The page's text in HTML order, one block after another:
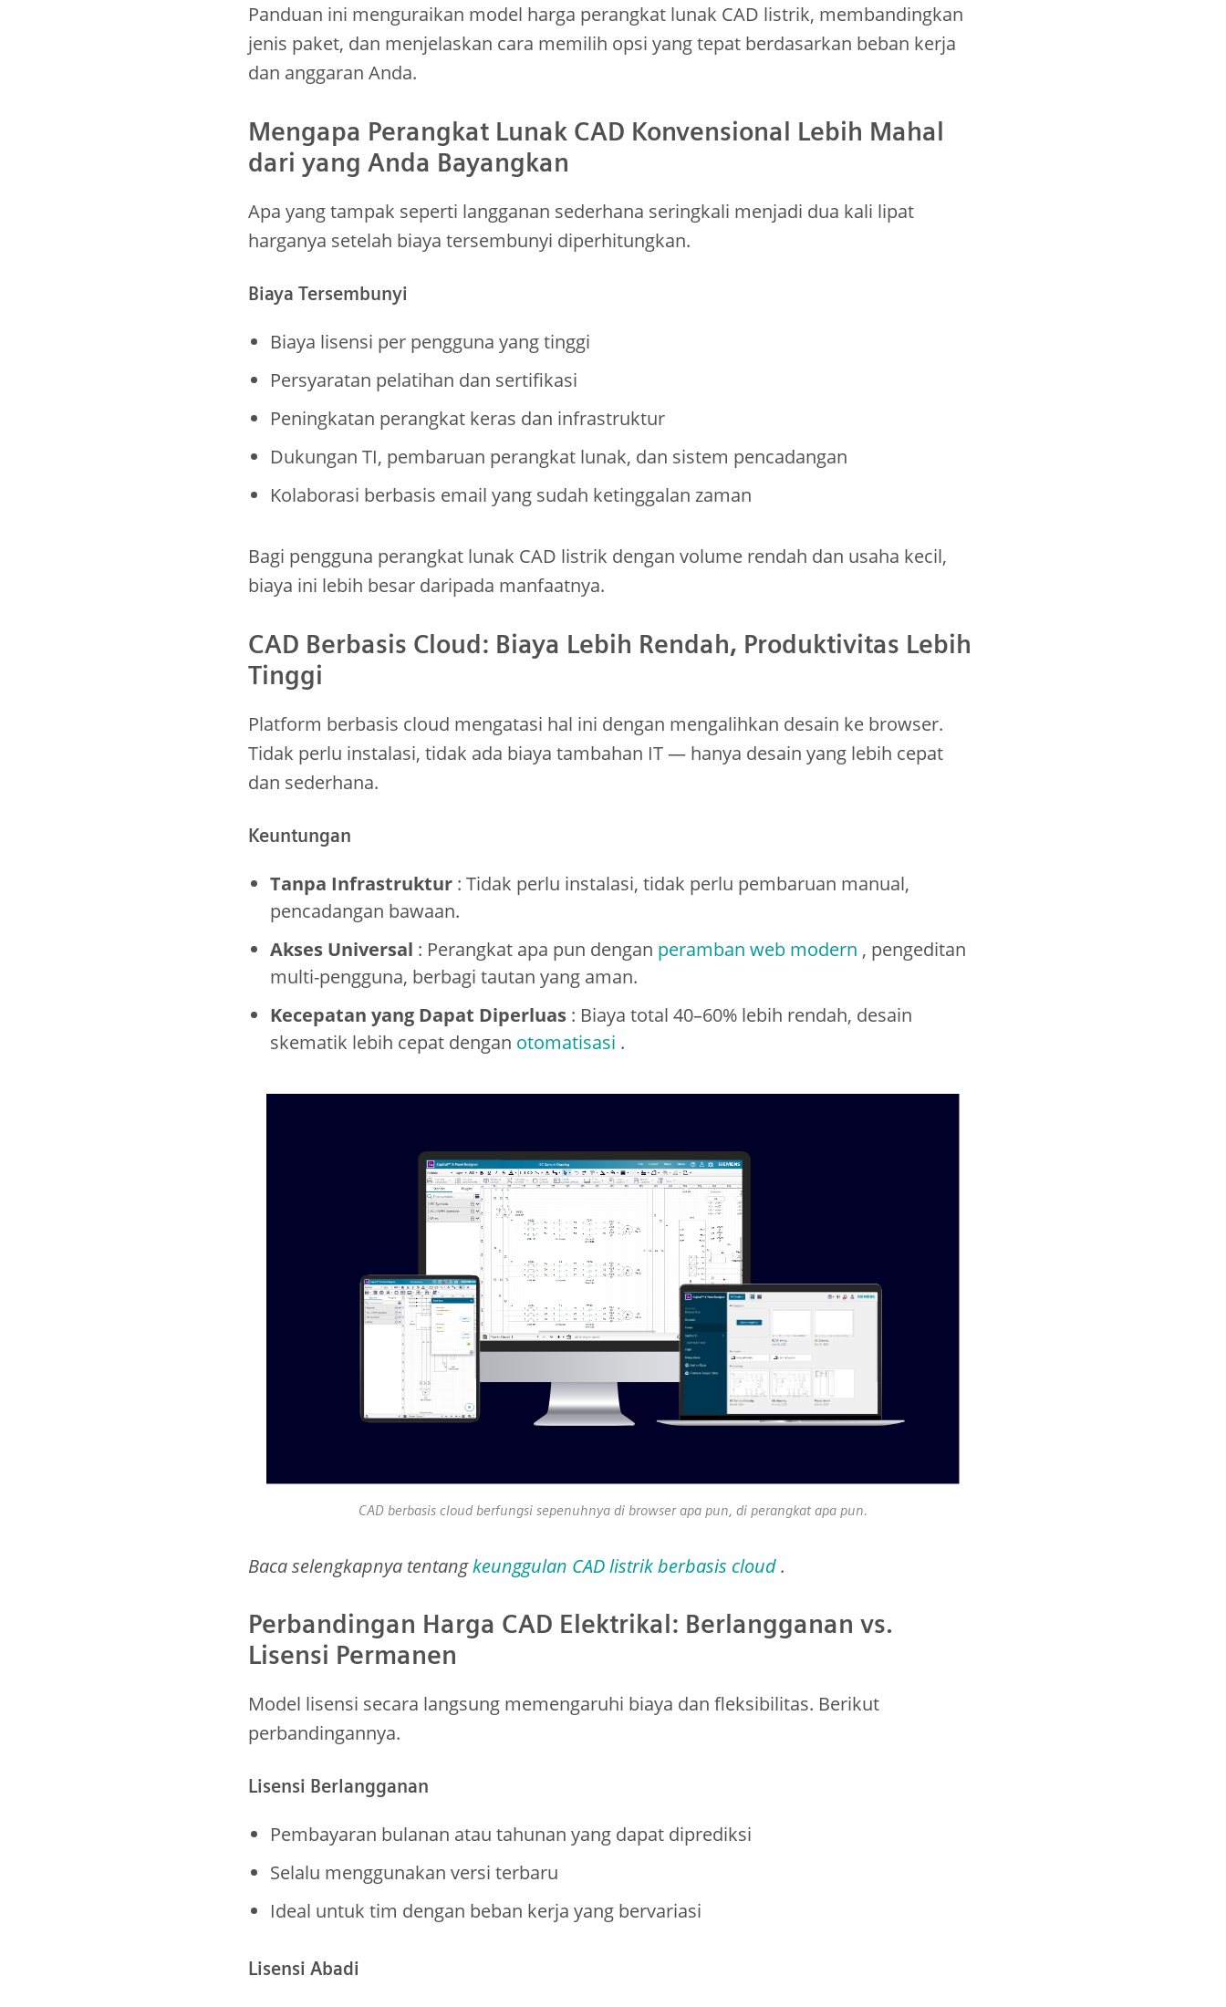
Panduan ini menguraikan model harga perangkat lunak CAD listrik, membandingkan
jenis paket, dan menjelaskan cara memilih opsi yang tepat berdasarkan beban kerja
dan anggaran Anda.
Mengapa Perangkat Lunak CAD Konvensional Lebih Mahal
dari yang Anda Bayangkan
Apa yang tampak seperti langganan sederhana seringkali menjadi dua kali lipat
harganya setelah biaya tersembunyi diperhitungkan.
Biaya Tersembunyi
Biaya lisensi per pengguna yang tinggi
Persyaratan pelatihan dan sertifikasi
Peningkatan perangkat keras dan infrastruktur
Dukungan TI, pembaruan perangkat lunak, dan sistem pencadangan
Kolaborasi berbasis email yang sudah ketinggalan zaman
Bagi pengguna perangkat lunak CAD listrik dengan volume rendah dan usaha kecil,
biaya ini lebih besar daripada manfaatnya.
CAD Berbasis Cloud: Biaya Lebih Rendah, Produktivitas Lebih
Tinggi
Platform berbasis cloud mengatasi hal ini dengan mengalihkan desain ke browser.
Tidak perlu instalasi, tidak ada biaya tambahan IT — hanya desain yang lebih cepat
dan sederhana.
Keuntungan
Tanpa Infrastruktur : Tidak perlu instalasi, tidak perlu pembaruan manual,
pencadangan bawaan.
Akses Universal : Perangkat apa pun dengan peramban web modern , pengeditan
multi-pengguna, berbagi tautan yang aman.
Kecepatan yang Dapat Diperluas : Biaya total 40–60% lebih rendah, desain
skematik lebih cepat dengan otomatisasi .
CAD berbasis cloud berfungsi sepenuhnya di browser apa pun, di perangkat apa pun.
Baca selengkapnya tentangkeunggulan CAD listrik berbasis cloud.
Perbandingan Harga CAD Elektrikal: Berlangganan vs.
Lisensi Permanen
Model lisensi secara langsung memengaruhi biaya dan fleksibilitas. Berikut
perbandingannya.
Lisensi Berlangganan
Pembayaran bulanan atau tahunan yang dapat diprediksi
Selalu menggunakan versi terbaru
Ideal untuk tim dengan beban kerja yang bervariasi
Lisensi Abadi